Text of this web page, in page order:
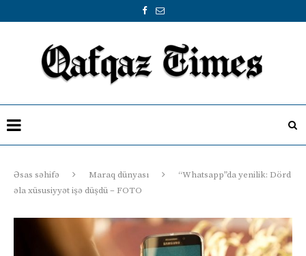
Əsas səhifə Maraq dünyası
“Whatsapp”da yenilik: Dörd
əla xüsusiyyət işə düşdü – FOTO